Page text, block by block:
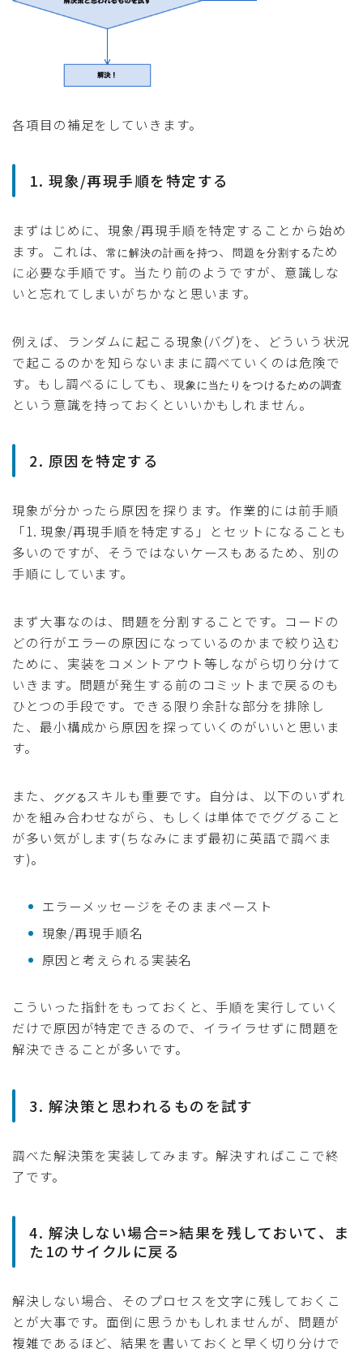
各項目の補足をしていきます。
1. 現象/再現手順を特定する
まずはじめに、現象/再現手順を特定することから始め
ます。これは、常に解決の計画を持つ 、問題を分割する ため
に必要な手順です。当たり前のようですが、意識しな
いと忘れてしまいがちかなと思います。
例えば、ランダムに起こる現象(バグ)を、どういう状況
で起こるのかを知らないままに調べていくのは危険で
す。もし調べるにしても、
現象に当たりをつけるための調査
という意識を持っておくといいかもしれません。
2. 原因を特定する
現象が分かったら原因を探ります。作業的には前手順
「1. 現象/再現手順を特定する」とセットになることも
多いのですが、そうではないケースもあるため、別の
手順にしています。
まず大事なのは、問題を分割することです。コードの
どの行がエラーの原因になっているのかまで絞り込む
ために、実装をコメントアウト等しながら切り分けて
いきます。問題が発生する前のコミットまで戻るのも
ひとつの手段です。できる限り余計な部分を排除し
た、最小構成から原因を探っていくのがいいと思いま
す。
また、 ググる スキルも重要です。自分は、以下のいずれ
かを組み合わせながら、もしくは単体ででググること
が多い気がします(ちなみにまず最初に英語で調べま
す)。
エラーメッセージをそのままペースト
現象/再現手順名
原因と考えられる実装名
こういった指針をもっておくと、手順を実行していく
だけで原因が特定できるので、イライラせずに問題を
解決できることが多いです。
3. 解決策と思われるものを試す
調べた解決策を実装してみます。解決すればここで終
了です。
4. 解決しない場合=>結果を残しておいて、ま
た1のサイクルに戻る
解決しない場合、そのプロセスを文字に残しておくこ
とが大事です。面倒に思うかもしれませんが、問題が
複雑であるほど、結果を書いておくと早く切り分けで